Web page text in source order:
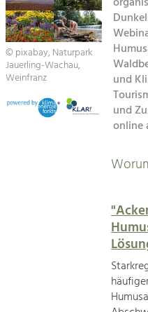
Suche
Impressum
Kontakt
Landscape.
Tourism
Offer Development and
Art & Culture
Crafts, Science and
Social Affairs,
Equality, Youth and
Mobility &
Climate Change, Public
Renewable Energy.
© pixabay, Naturpark
Jauerling-Wachau,
Weinfranz
und
und
online